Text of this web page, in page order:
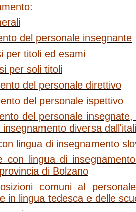
del personale insegnante
per titoli ed esami
per soli titoli
del personale direttivo
del personale ispettivo
del personale
diversa
lingua di insegnamento
con lingua di
di Bolzano
comuni al
in lingua tedesca e delle